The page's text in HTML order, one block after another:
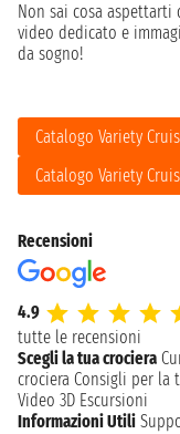
Non sai cosa aspettarti
video dedicato e
da sogno!
Catalogo Variety
Catalogo Variety
Recensioni
4.9
tutte le recensioni
Scegli la tua crociera
crociera Consigli per la
Video 3D Escursioni
Informazioni Utili